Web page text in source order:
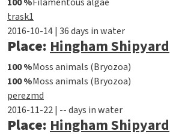
trask1
2016-10-14 | 36 days in water
Place:Hingham Shipyard
100 %Moss animals (Bryozoa)
100 %Moss animals (Bryozoa)
perezmd
2016-11-22 | -- days in water
Place:Hingham Shipyard